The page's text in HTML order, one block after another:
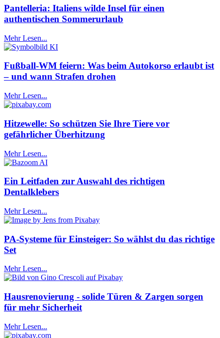
Pantelleria: Italiens wilde Insel für einen
authentischen Sommerurlaub
Mehr Lesen...
Fußball-WM feiern: Was beim Autokorso erlaubt ist
– und wann Strafen drohen
Mehr Lesen...
Hitzewelle: So schützen Sie Ihre Tiere vor
gefährlicher Überhitzung
Mehr Lesen...
Ein Leitfaden zur Auswahl des richtigen
Dentalklebers
Mehr Lesen...
PA-Systeme für Einsteiger: So wählst du das richtige
Set
Mehr Lesen...
Hausrenovierung - solide Türen & Zargen sorgen
für mehr Sicherheit
Mehr Lesen...